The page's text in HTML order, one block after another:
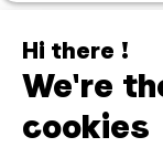
Hi there !
We're
cookies